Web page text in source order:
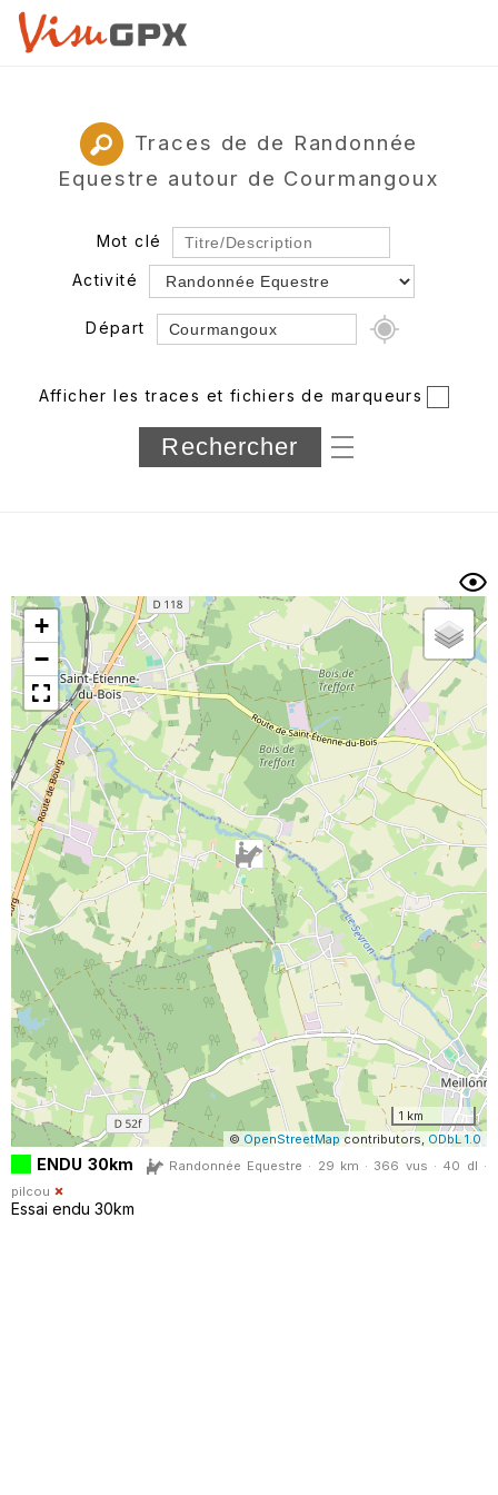
Traces de de Randonnée
Equestre autour de Courmangoux
Mot clé
Activité
Départ
Département
Longueur min/max
Trier par
Horodatage Photos
Afficher les traces et fichiers de marqueurs
+
−
1 km
© OpenStreetMap contributors, ODbL 1.0
ENDU 30km
Randonnée Equestre · 29 km · 366 vus · 40 dl ·
pilcou
Essai endu 30km